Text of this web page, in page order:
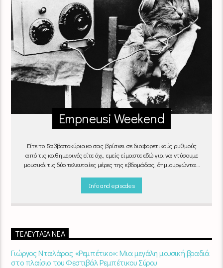
Empneusi Weekend
Είτε το Σαββατοκύριακο σας βρίσκει σε διαφορετικούς ρυθμούς
από τις καθημερινές είτε όχι, εμείς είμαστε εδώ για να ντύσουμε
μουσικά τις δύο τελευταίες μέρες της εβδομάδας, δημιουργώντας
Info and episodes
ΤΕΛΕΥΤΑΊΑ ΝΈΑ
Γιώργος Νταλάρας «Ρεμπέτικο»: Μια μεγάλη μουσική βραδιά
στο πλαίσιο του Φεστιβάλ Ρεμπέτικου Σύρου